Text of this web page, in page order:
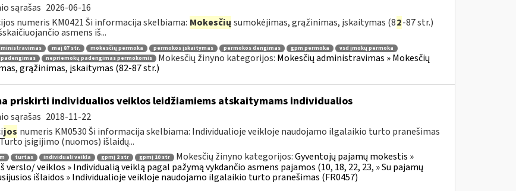
sąrašas 2026-06-16
numeris KM0421 Ši informacija skelbiama: Mokesčių sumokėjimas, grąžinimas, įskaitymas (82-87 str.)
asmens iš...
maį 87 str. mokesčių permoka permokos įskaitymas permokos dengimas gpm permoka
vsd įmokų permoka
nepriemokų padengimas permokomis Mokesčių žinyno kategorijos: Mokesčių administravimas » Mokesčių
grąžinimas, įskaitymas (82-87 str.)
priskirti individualios veiklos leidžiamiems atskaitymams individualios
sąrašas 2018-11-22
jos numeris KM0530 Ši informacija skelbiama: Individualioje veikloje naudojamo ilgalaikio turto pranešimas
įsigijimo (nuomos) išlaidų...
turtas individuali veikla gpmį 2 str gpmį 10 str Mokesčių žinyno kategorijos:Gyventojų pajamų mokestis »
verslo/ veiklos » Individualią veiklą pagal pažymą vykdančio asmens pajamos (10, 18, 22, 23, » Su pajamų
išlaidos » Individualioje veikloje naudojamo ilgalaikio turto pranešimas (FR0457)